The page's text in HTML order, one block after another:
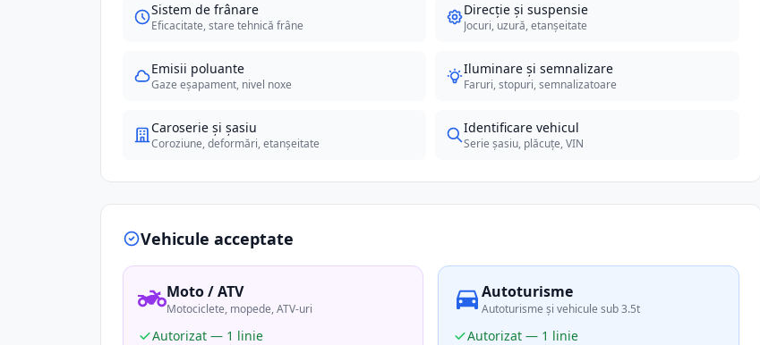
Sistem de frânare
Eficacitate, stare tehnică frâne
Direcție și suspensie
Jocuri, uzură, etanșeitate
Emisii poluante
Gaze eșapament, nivel noxe
Iluminare și semnalizare
Faruri, stopuri, semnalizatoare
Caroserie și șasiu
Coroziune, deformări, etanșeitate
Identificare vehicul
Serie șasiu, plăcuțe, VIN
Vehicule acceptate
Moto / ATV
Motociclete, mopede, ATV-uri
Autorizat — 1 linie
Autoturisme
Autoturisme și vehicule sub 3.5t
Autorizat — 1 linie